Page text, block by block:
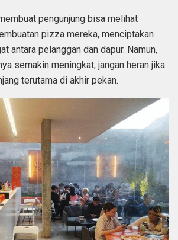
pengunjung bisa melihat
pizza mereka, menciptakan
antara pelanggan dan dapur. Namun,
semakin meningkat, jangan heran jika
terutama di akhir pekan.